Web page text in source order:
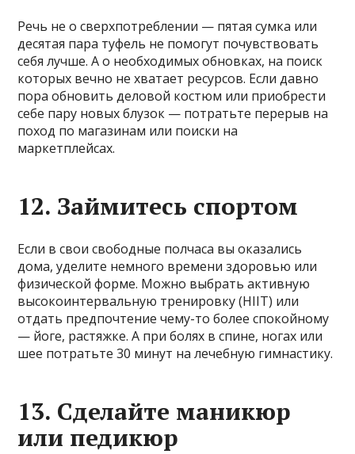
Речь не о сверхпотреблении — пятая сумка или
десятая пара туфель не помогут почувствовать
себя лучше. А о необходимых обновках, на поиск
которых вечно не хватает ресурсов. Если давно
пора обновить деловой костюм или приобрести
себе пару новых блузок — потратьте перерыв на
поход по магазинам или поиски на
маркетплейсах.
12. Займитесь спортом
Если в свои свободные полчаса вы оказались
дома, уделите немного времени здоровью или
физической форме. Можно выбрать активную
высокоинтервальную тренировку (HIIT) или
отдать предпочтение чему-то более спокойному
— йоге, растяжке. А при болях в спине, ногах или
шее потратьте 30 минут на лечебную гимнастику.
13. Сделайте маникюр
или педикюр